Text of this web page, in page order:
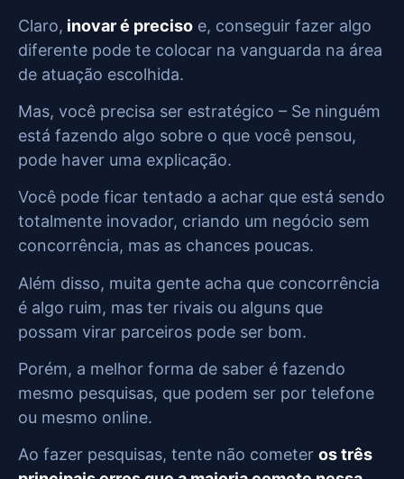
Claro, inovar é preciso e, conseguir fazer algo
diferente pode te colocar na vanguarda na área
de atuação escolhida.
Mas, você precisa ser estratégico – Se ninguém
está fazendo algo sobre o que você pensou,
pode haver uma explicação.
Você pode ficar tentado a achar que está sendo
totalmente inovador, criando um negócio sem
concorrência, mas as chances poucas.
Além disso, muita gente acha que concorrência
é algo ruim, mas ter rivais ou alguns que
possam virar parceiros pode ser bom.
Porém, a melhor forma de saber é fazendo
mesmo pesquisas, que podem ser por telefone
ou mesmo online.
Ao fazer pesquisas, tente não cometer os três